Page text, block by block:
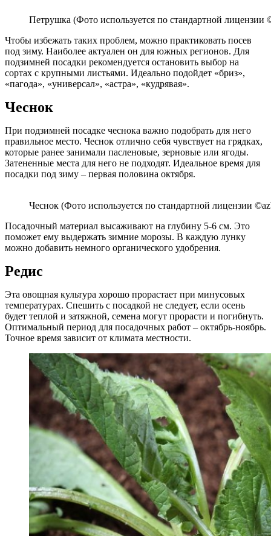
Петрушка (Фото используется по стандартной лицензии
Чтобы избежать таких проблем, можно практиковать посев
под зиму. Наиболее актуален он для южных регионов. Для
подзимней посадки рекомендуется остановить выбор на
сортах с крупными листьями. Идеально подойдет «бриз»,
«пагода», «универсал», «астра», «кудрявая».
Чеснок
При подзимней посадке чеснока важно подобрать для него
правильное место. Чеснок отлично себя чувствует на грядках,
которые ранее занимали пасленовые, зерновые или ягоды.
Затененные места для него не подходят. Идеальное время для
посадки под зиму – первая половина октября.
Чеснок (Фото используется по стандартной лицензии
Посадочный материал высаживают на глубину 5-6 см. Это
поможет ему выдержать зимние морозы. В каждую лунку
можно добавить немного органического удобрения.
Редис
Эта овощная культура хорошо прорастает при минусовых
температурах. Спешить с посадкой не следует, если осень
будет теплой и затяжной, семена могут прорасти и погибнуть.
Оптимальный период для посадочных работ – октябрь-ноябрь.
Точное время зависит от климата местности.